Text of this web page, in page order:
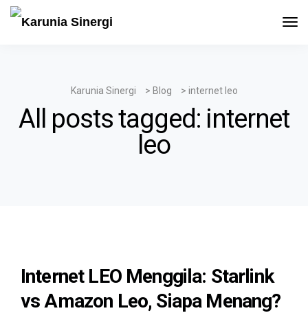
Karunia Sinergi > Blog > internet leo
All posts tagged: internet
leo
Internet LEO Menggila: Starlink
vs Amazon Leo, Siapa Menang?